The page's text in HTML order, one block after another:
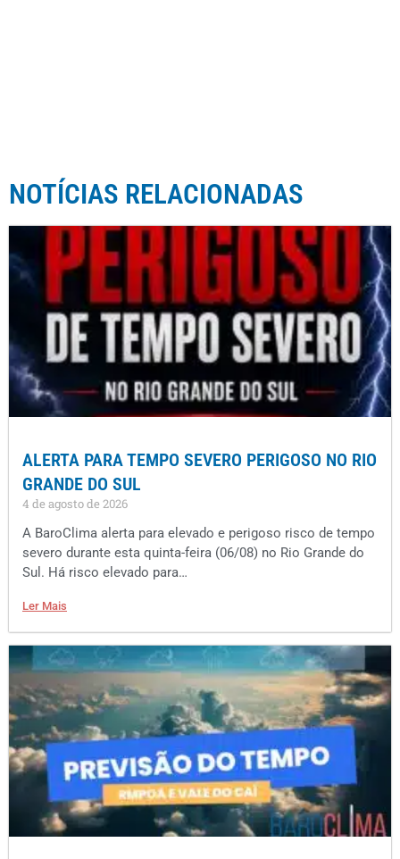
NOTÍCIAS RELACIONADAS
ALERTA PARA TEMPO SEVERO PERIGOSO NO RIO
GRANDE DO SUL
4 de agosto de 2026
A BaroClima alerta para elevado e perigoso risco de tempo
severo durante esta quinta-feira (06/08) no Rio Grande do
Sul. Há risco elevado para…
Ler Mais